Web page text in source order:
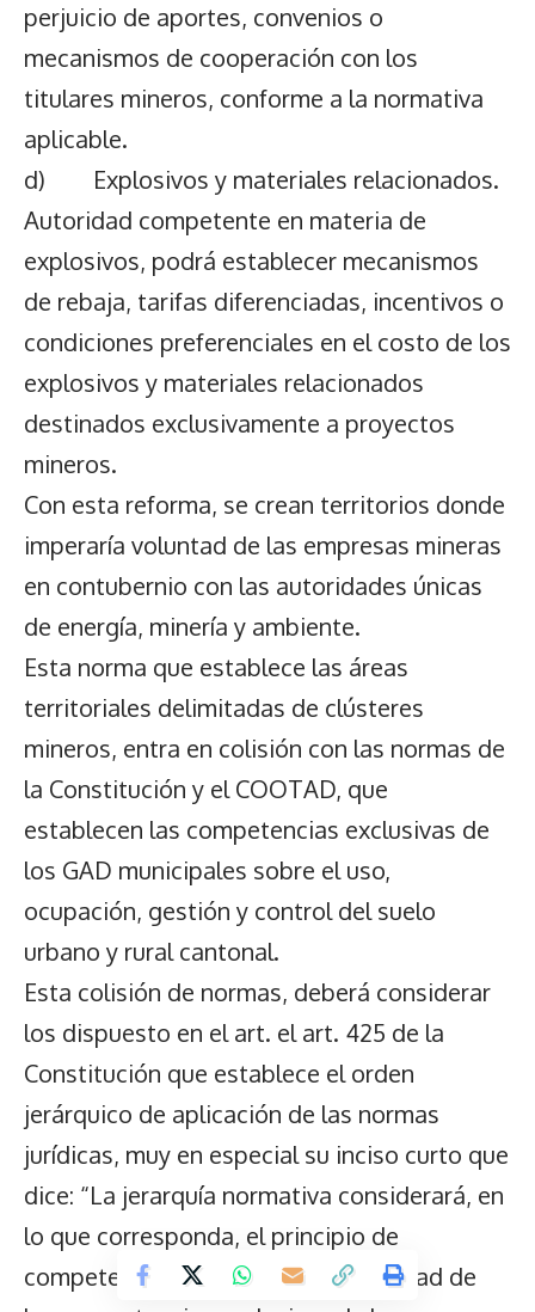
perjuicio de aportes, convenios o
mecanismos de cooperación con los
titulares mineros, conforme a la normativa
aplicable.
d) Explosivos y materiales relacionados.
Autoridad competente en materia de
explosivos, podrá establecer mecanismos
de rebaja, tarifas diferenciadas, incentivos o
condiciones preferenciales en el costo de los
explosivos y materiales relacionados
destinados exclusivamente a proyectos
mineros.
Con esta reforma, se crean territorios donde
imperaría voluntad de las empresas mineras
en contubernio con las autoridades únicas
de energía, minería y ambiente.
Esta norma que establece las áreas
territoriales delimitadas de clústeres
mineros, entra en colisión con las normas de
la Constitución y el COOTAD, que
establecen las competencias exclusivas de
los GAD municipales sobre el uso,
ocupación, gestión y control del suelo
urbano y rural cantonal.
Esta colisión de normas, deberá considerar
los dispuesto en el art. el art. 425 de la
Constitución que establece el orden
jerárquico de aplicación de las normas
jurídicas, muy en especial su inciso curto que
dice: “La jerarquía normativa considerará, en
lo que corresponda, el principio de
competencia, en especial la titularidad de